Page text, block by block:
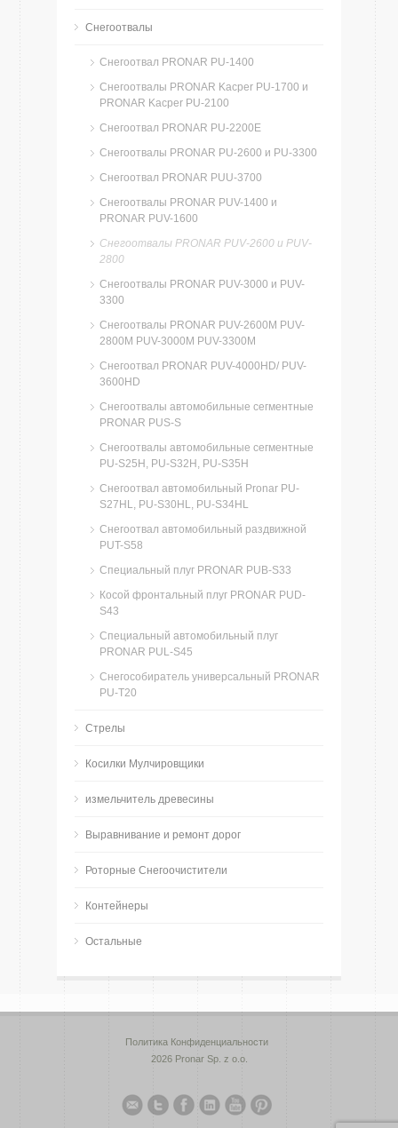
Снегоотвалы
Снегоотвал PRONAR PU-1400
Снегоотвалы PRONAR Kacper PU-1700 и
PRONAR Kacper PU-2100
Cнегоотвал PRONAR PU-2200E
Снегоотвалы PRONAR PU-2600 и PU-3300
Снегоотвал PRONAR PUU-3700
Снегоотвалы PRONAR PUV-1400 и
PRONAR PUV-1600
Снегоотвалы PRONAR PUV-2600 и PUV-
2800
Снегоотвалы PRONAR PUV-3000 и PUV-
3300
Снегоотвалы PRONAR PUV-2600M PUV-
2800M PUV-3000M PUV-3300M
Снегоотвал PRONAR PUV-4000HD/ PUV-
3600HD
Снегоотвалы автомобильные сегментные
PRONAR PUS-S
Снегоотвалы автомобильные сегментные
PU-S25H, PU-S32H, PU-S35H
Cнегоотвал автомобильный Pronar PU-
S27HL, PU-S30HL, PU-S34HL
Cнегоотвал автомобильный раздвижной
PUT-S58
Специальный плуг PRONAR PUB-S33
Косой фронтальный плуг PRONAR PUD-
S43
Специальный автомобильный плуг
PRONAR PUL-S45
Снегособиратель универсальный PRONAR
PU-Т20
Стрелы
Косилки Мулчировщики
измельчитель древесины
Bыравнивание и ремонт дорог
Роторные Снегоочистители
Контейнеры
Остальные
Политика Конфиденциальности
2026 Pronar Sp. z o.o.